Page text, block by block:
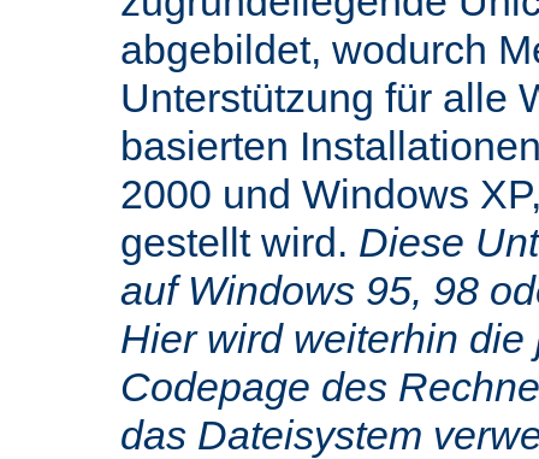
abgebildet, wodurch
Unterstützung für alle
basierten
2000 und Windows
gestellt wird. Diese
auf Windows 95, 98
Hier wird weiterhin
Codepage des
das Dateisystem